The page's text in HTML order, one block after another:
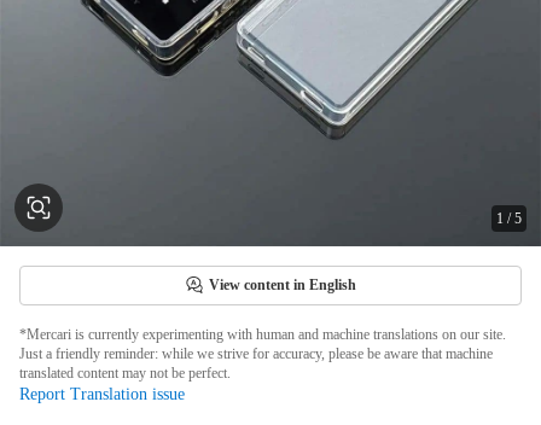
1 /5
View content in English
*Mercari is currently experimenting with human and machine translations on our site.
Just a friendly reminder: while we strive for accuracy, please be aware that machine
translated content may not be perfect.
Report Translation issue